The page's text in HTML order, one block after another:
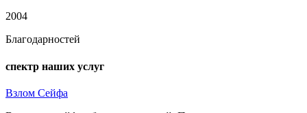
2004
Благодарностей
спектр наших услуг
Взлом Сейфа